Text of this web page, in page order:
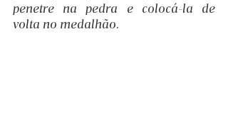
penetre na pedra e colocá-la de
volta no medalhão.